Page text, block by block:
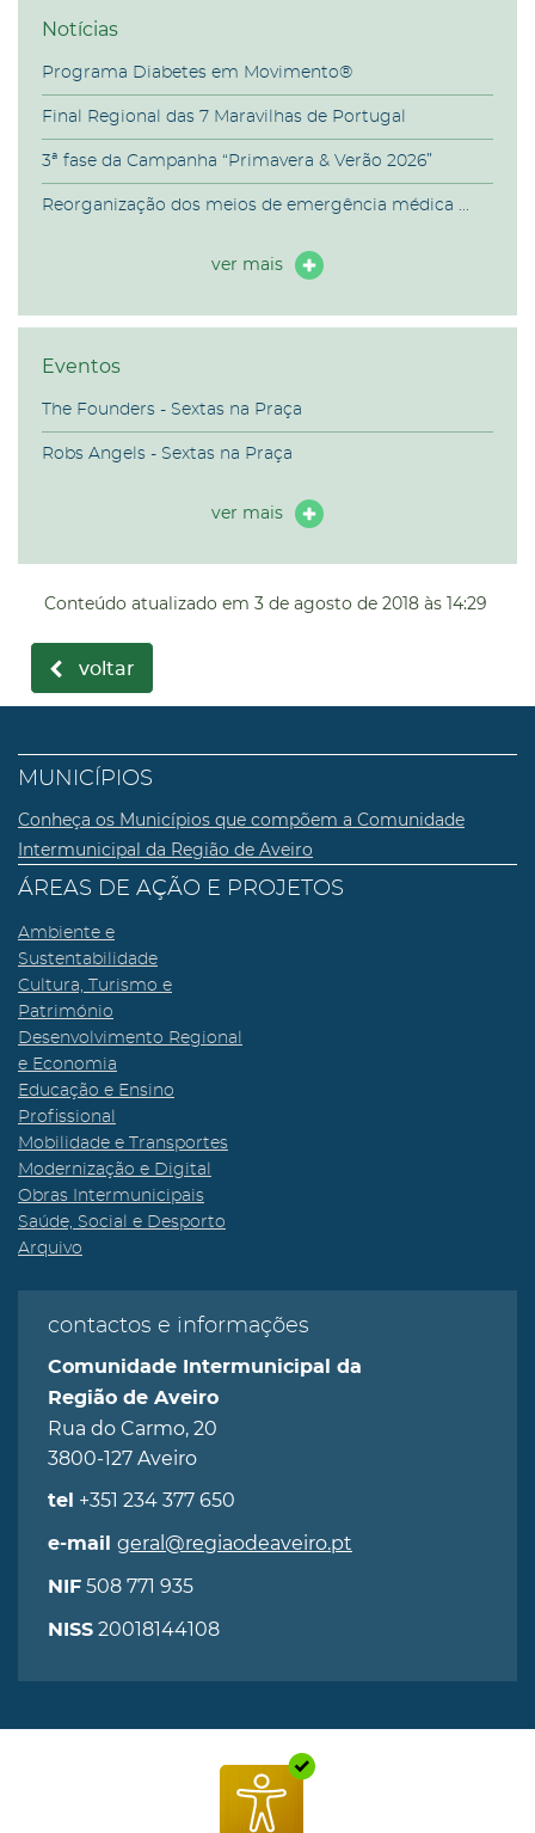
Notícias
Programa Diabetes em Movimento®
Final Regional das 7 Maravilhas de Portugal
3ª fase da Campanha “Primavera & Verão 2026”
Reorganização dos meios de emergência médica ...
ver mais
Eventos
The Founders - Sextas na Praça
Robs Angels - Sextas na Praça
ver mais
Conteúdo atualizado em 3 de agosto de 2018 às 14:29
voltar
MUNICÍPIOS
Conheça os Municípios que compõem a Comunidade
Intermunicipal da Região de Aveiro
ÁREAS DE AÇÃO E PROJETOS
Ambiente e
Sustentabilidade
Cultura, Turismo e
Património
Desenvolvimento Regional
e Economia
Educação e Ensino
Profissional
Mobilidade e Transportes
Modernização e Digital
Obras Intermunicipais
Saúde, Social e Desporto
Arquivo
contactos e informações
Comunidade Intermunicipal da
Região de Aveiro
Rua do Carmo, 20
3800-127 Aveiro
tel +351 234 377 650
e-mail geral@regiaodeaveiro.pt
NIF 508 771 935
NISS 20018144108